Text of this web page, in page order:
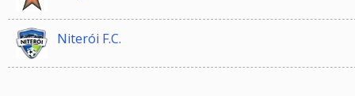
Niterói F.C.